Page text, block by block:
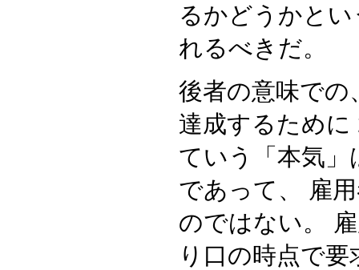
るかどうかと
れるべきだ。
後者の意味での
達成するために
ていう「本気
であって、 雇
のではない。
り口の時点で